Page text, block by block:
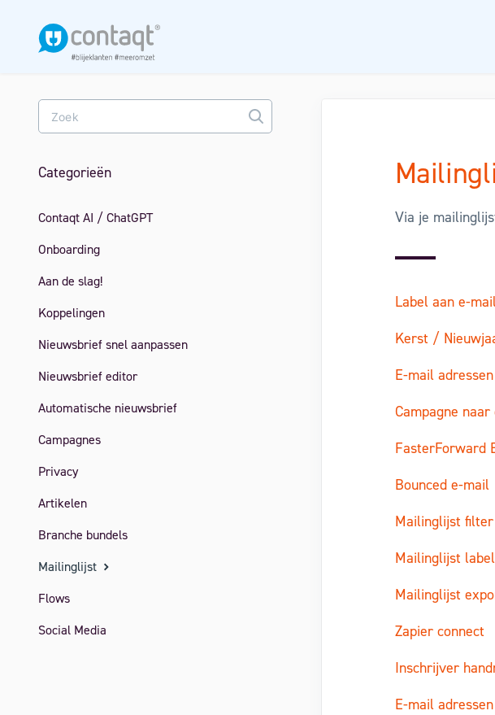
Via je
Label aan e-
Kerst /
E-mail
Campagne
FasterForward
Bounced e-mail
Mailinglijst
Mailinglijst
Mailinglijst
Zapier connect
Inschrijver
E-mail
Toggle
Search
Categorieën
Contaqt AI / ChatGPT
Onboarding
Aan de slag!
Koppelingen
Nieuwsbrief snel aanpassen
Nieuwsbrief editor
Automatische nieuwsbrief
Campagnes
Privacy
Artikelen
Branche bundels
Mailinglijst
Flows
Social Media